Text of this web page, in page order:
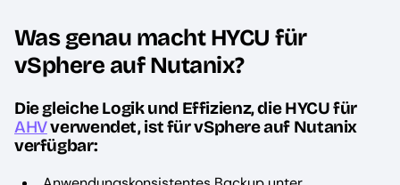
Was genau macht HYCU für
vSphere auf Nutanix?
Die gleiche Logik und Effizienz, die HYCU für
AHVverwendet, ist für vSphere auf Nutanix
verfügbar: